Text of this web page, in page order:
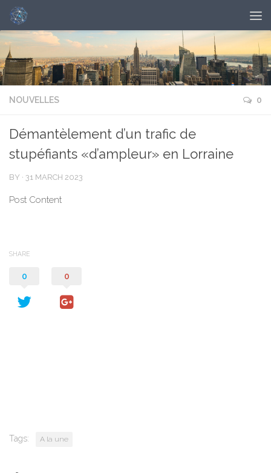
NOUVELLES 0
Démantèlement d’un trafic de
stupéfiants «d’ampleur» en Lorraine
BY · 31 MARCH 2023
Post Content
SHARE
0 0
Tags: A la une